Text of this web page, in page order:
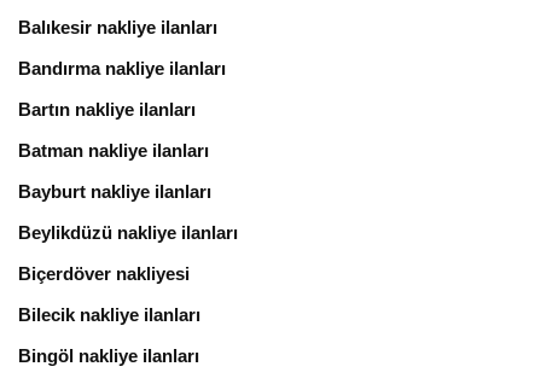
Balıkesir nakliye ilanları
Bandırma nakliye ilanları
Bartın nakliye ilanları
Batman nakliye ilanları
Bayburt nakliye ilanları
Beylikdüzü nakliye ilanları
Biçerdöver nakliyesi
Bilecik nakliye ilanları
Bingöl nakliye ilanları